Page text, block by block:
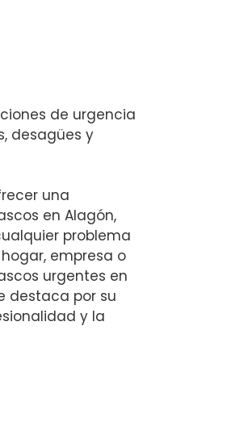
de urgencia
desagües y
una
en Alagón,
problema
empresa o
urgentes en
destaca por su
y la